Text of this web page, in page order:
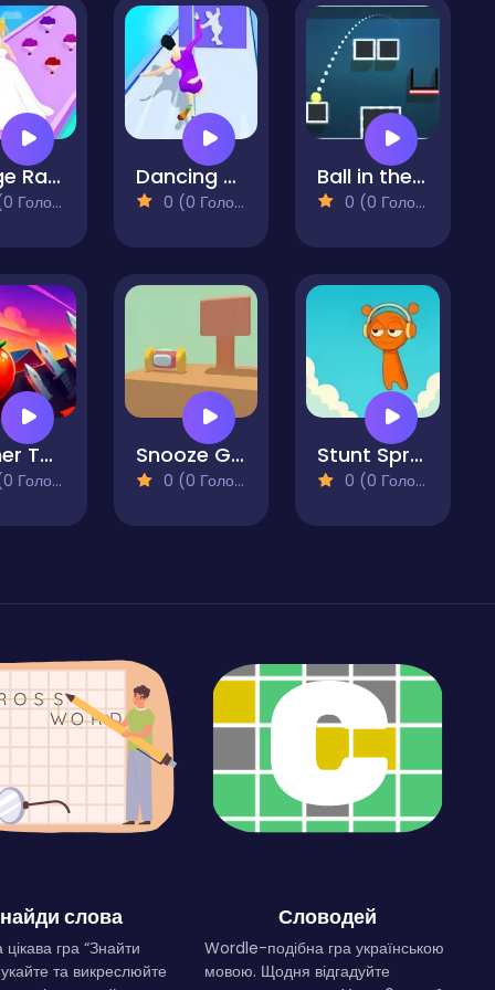
Bridge Race Wedding Master Dancing Race Match
0 (0 Голосів)
Ball in the Hole Game
0 (0 Голосів)
Runner Tomato Hyper Casual Snooze Game
0 (0 Голосів)
Stunt Sprunki
0 (0 Голосів)
слова
гра “Знайти
та викреслюйте
Словодей
Wordle-подібна гра українською
мовою. Щодня відгадуйте